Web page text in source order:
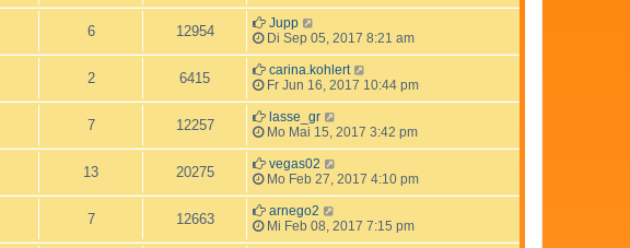
6 12954
Jupp
Di Sep 05, 2017 8:21 am
2 6415
carina.kohlert
Fr Jun 16, 2017 10:44 pm
7 12257
lasse_gr
Mo Mai 15, 2017 3:42 pm
13 20275
vegas02
Mo Feb 27, 2017 4:10 pm
7 12663
arnego2
Mi Feb 08, 2017 7:15 pm